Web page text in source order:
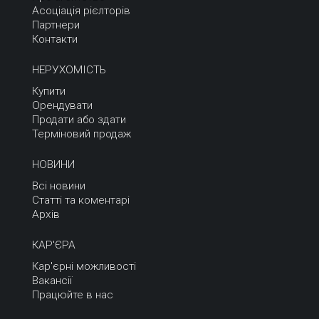
Асоціація рієлторів
Партнери
Контакти
НЕРУХОМІСТЬ
Купити
Орендувати
Продати або здати
Терміновий продаж
НОВИНИ
Всі новини
Статті та коментарі
Архів
КАР'ЄРА
Кар'єрні можливості
Вакансії
Працюйте в нас